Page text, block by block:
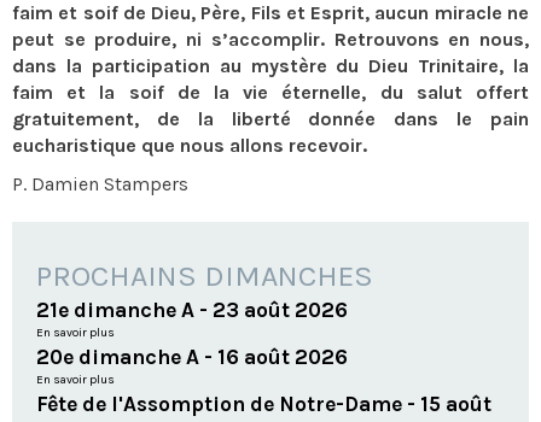
faim et soif de Dieu, Père, Fils et Esprit, aucun miracle ne
peut se produire, ni s’accomplir. Retrouvons en nous,
dans la participation au mystère du Dieu Trinitaire, la
faim et la soif de la vie éternelle, du salut offert
gratuitement, de la liberté donnée dans le pain
eucharistique que nous allons recevoir.
P. Damien Stampers
PROCHAINS DIMANCHES
21e dimanche A - 23 août 2026
En savoir plus
20e dimanche A - 16 août 2026
En savoir plus
Fête de l'Assomption de Notre-Dame - 15 août